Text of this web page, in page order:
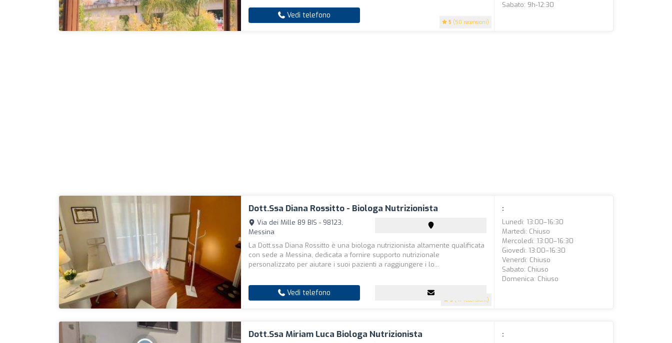
5 (50 recensioni)
Vedi telefono
Sabato: 9h-12:30
Dott.ssa Diana Rossitto - Biologa Nutrizionista
5 (47 recensioni)
Via dei Mille 89 BIS - 98123,
Messina
La Dott.ssa Diana Rossitto è una biologa nutrizionista altamente qualificata
con sede a Messina, dedicata a fornire supporto nutrizionale
personalizzato per aiutare i suoi pazienti a raggiungere i lo...
Vedi telefono
:
Lunedì: 13:00–16:30
Martedì: Chiuso
Mercoledì: 13:00–16:30
Giovedì: 13:00–16:30
Venerdì: Chiuso
Sabato: Chiuso
Domenica: Chiuso
Dott.ssa Miriam Luca Biologa Nutrizionista
: